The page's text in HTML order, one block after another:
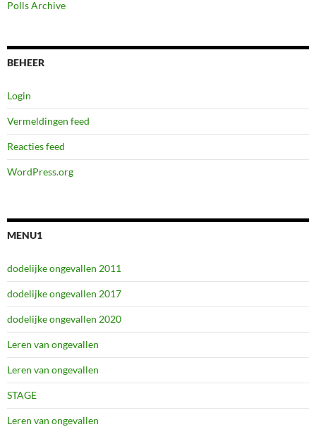
Polls Archive
BEHEER
Login
Vermeldingen feed
Reacties feed
WordPress.org
MENU1
dodelijke ongevallen 2011
dodelijke ongevallen 2017
dodelijke ongevallen 2020
Leren van ongevallen
Leren van ongevallen
STAGE
Leren van ongevallen